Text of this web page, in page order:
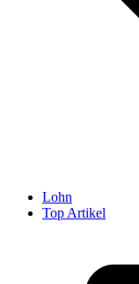
Lohn
Top Artikel